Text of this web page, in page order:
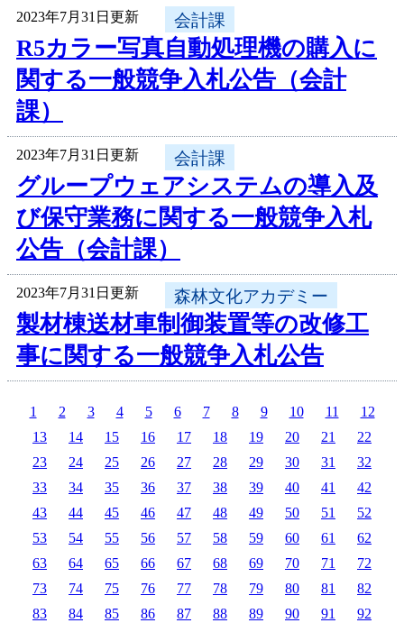
2023年7月31日更新 会計課
R5カラー写真自動処理機の購入に
関する一般競争入札公告（会計
課）
2023年7月31日更新 会計課
グループウェアシステムの導入及
び保守業務に関する一般競争入札
公告（会計課）
2023年7月31日更新 森林文化アカデミー
製材棟送材車制御装置等の改修工
事に関する一般競争入札公告
1 2 3 4 5 6 7 8 9 10 11
12
13
14 15 16 17 18 19 20 21
22
23
24 25 26 27 28 29 30 31
32
33
34 35 36 37 38 39 40 41
42
43
44 45 46 47 48 49 50 51
52
53
54 55 56 57 58 59 60 61
62
63
64 65 66 67 68 69 70 71
72
73
74 75 76 77 78 79 80 81
82
83
84 85 86 87 88 89 90 91
92